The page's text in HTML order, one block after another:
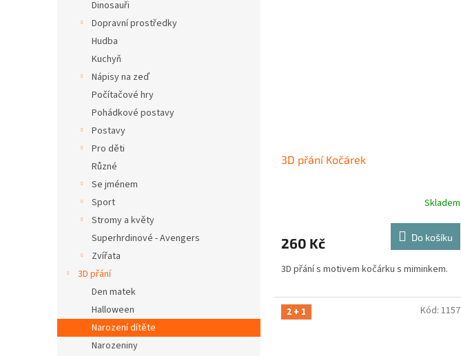
Dinosauři
Dopravní prostředky
Hudba
Kuchyň
Nápisy na zeď
Počítačové hry
Pohádkové postavy
Postavy
Pro děti
Různé
Se jménem
Sport
Stromy a květy
Superhrdinové - Avengers
Zvířata
3D přání
Den matek
Halloween
Narození dítěte
Narozeniny
3D přání Kočárek
Skladem
260 Kč Do košíku
3D přání s motivem kočárku s miminkem.
2 + 1 Kód: 1157